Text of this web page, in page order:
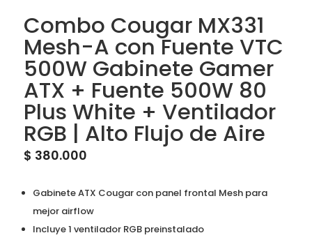
Combo Cougar MX331
Mesh-A con Fuente VTC
500W Gabinete Gamer
ATX + Fuente 500W 80
Plus White + Ventilador
RGB | Alto Flujo de Aire
$ 380.000
Gabinete ATX Cougar con panel frontal Mesh para
mejor airflow
Incluye 1 ventilador RGB preinstalado